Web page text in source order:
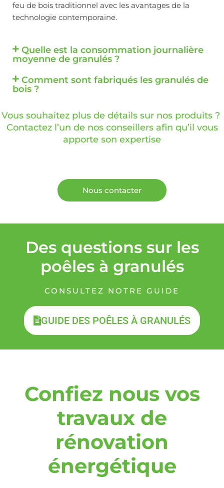
feu de bois traditionnel avec les avantages de la
technologie contemporaine.
Quelle est la consommation journalière
moyenne de granulés ?
Comment sont fabriqués les granulés de
bois ?
Vous souhaitez plus de détails sur nos produits ?
Contactez l’un de nos conseillers afin qu’il vous
apporte son expertise
Nous contacter
Des questions sur les
poêles à granulés
CONSULTEZ NOTRE GUIDE
GUIDE DES POÊLES À GRANULÉS
Confiez nous vos
travaux de
rénovation
énergétique